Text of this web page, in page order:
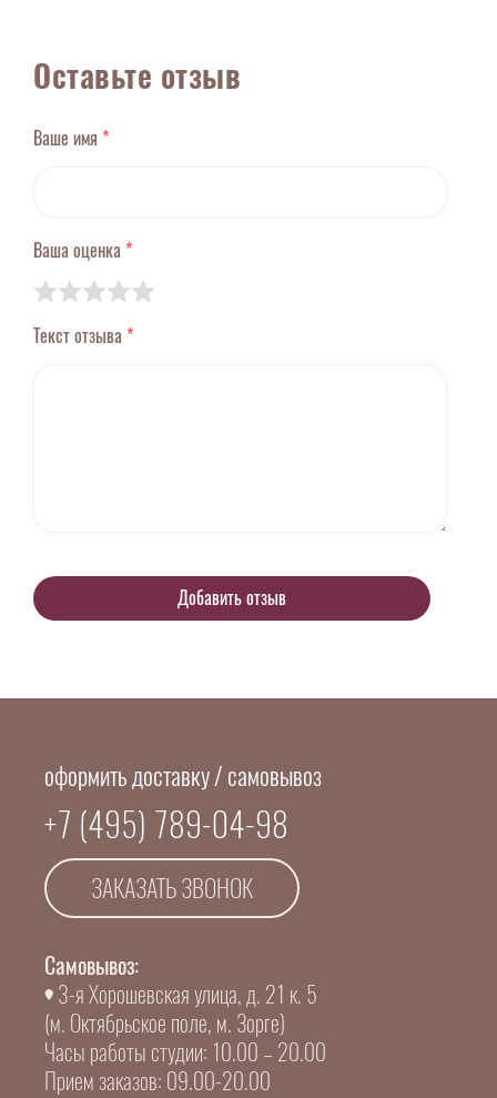
Оставьте отзыв
Ваше имя *
Ваша оценка *
Текст отзыва *
оформить доставку / самовывоз
+7 (495) 789-04-98
ЗАКАЗАТЬ ЗВОНОК
Самовывоз:
3-я Хорошевская улица, д. 21 к. 5
(м. Октябрьское поле, м. Зорге)
Часы работы студии: 10.00 – 20.00
Прием заказов: 09.00-20.00